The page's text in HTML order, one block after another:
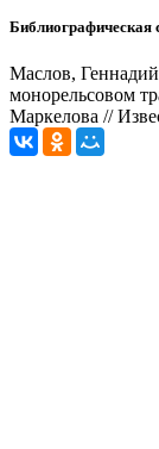
Библиографическая
Маслов,
монорельсовом
Маркелова //